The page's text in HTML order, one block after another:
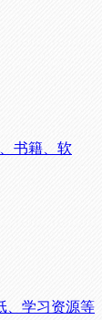
书籍、软
、学习资源等